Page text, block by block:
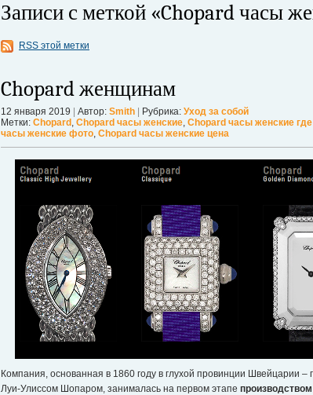
Можно ли увеличить грудь без операции? Таким вопросом
себя в форме. Давайте же подробнее рассмотрим этот вопрос. А
речь, нужно углубиться в анатомию.Далее...
Записи с меткой «Chopard часы
RSS этой метки
Chopard женщинам
12 января 2019 Автор: Smith Рубрика: Уход за собой
Метки: Chopard , Chopard часы женские, Chopard часы женские где
часы женские фото, Chopard часы женские цена
Компания, основанная в 1860 году в глухой провинции Швейцарии
Луи-Улиссом Шопаром, занималась на первом этапе